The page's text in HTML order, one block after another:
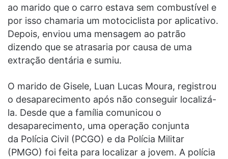
ao marido que o carro estava sem combustível e
por isso chamaria um motociclista por aplicativo.
Depois, enviou uma mensagem ao patrão
dizendo que se atrasaria por causa de uma
extração dentária e sumiu.
O marido de Gisele, Luan Lucas Moura, registrou
o desaparecimento após não conseguir localizá-
la. Desde que a família comunicou o
desaparecimento, uma operação conjunta
da Polícia Civil (PCGO) e da Polícia Militar
(PMGO) foi feita para localizar a jovem. A polícia